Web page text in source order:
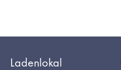
Ladenlokal